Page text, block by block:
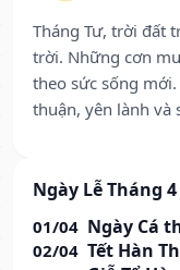
Tháng Tư, trời đất
trời. Những cơn
theo sức sống
thuận, yên lành và
Ngày Lễ Tháng 4
01/04 Ngày Cá
02/04 Tết Hàn